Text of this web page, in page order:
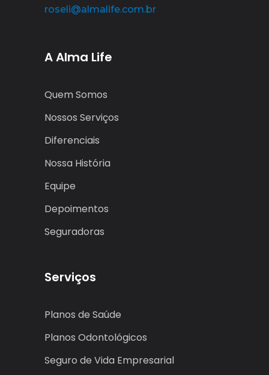
roseli@almalife.com.br
A Alma Life
Quem Somos
Nossos Serviços
Diferenciais
Nossa História
Equipe
Depoimentos
Seguradoras
Serviços
Planos de Saúde
Planos Odontológicos
Seguro de Vida Empresarial